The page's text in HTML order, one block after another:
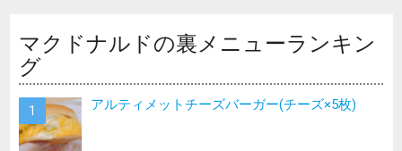
マクドナルドの裏メニューランキン
グ
アルティメットチーズバーガー(チーズ×5枚)